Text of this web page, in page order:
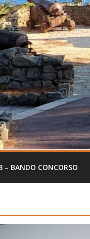
– BANDO CONCORSO